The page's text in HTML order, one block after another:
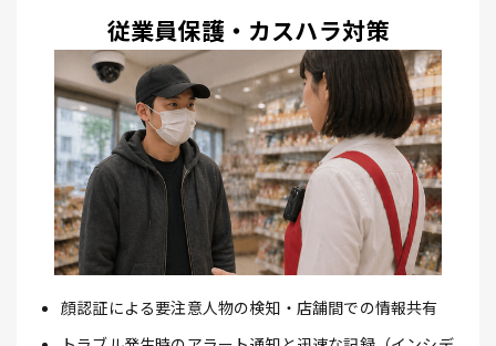
従業員保護・カスハラ対策
顔認証による要注意人物の検知・店舗間での情報共有